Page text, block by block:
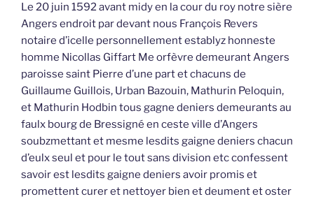
Le 20 juin 1592 avant midy en la cour du roy notre sière
Angers endroit par devant nous François Revers
notaire d’icelle personnellement establyz honneste
homme Nicollas Giffart Me orfèvre demeurant Angers
paroisse saint Pierre d’une part et chacuns de
Guillaume Guillois, Urban Bazouin, Mathurin Peloquin,
et Mathurin Hodbin tous gagne deniers demeurants au
faulx bourg de Bressigné en ceste ville d’Angers
soubzmettant et mesme lesdits gaigne deniers chacun
d’eulx seul et pour le tout sans division etc confessent
savoir est lesdits gaigne deniers avoir promis et
promettent curer et nettoyer bien et deument et oster